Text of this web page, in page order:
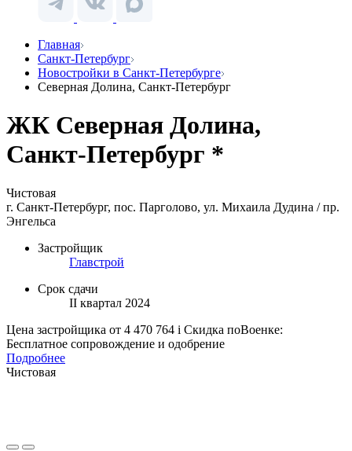
Главная
Санкт-Петербург
Новостройки в Санкт-Петербурге
Северная Долина, Санкт-Петербург
ЖК Северная Долина,
Санкт-Петербург *
Чистовая
г. Санкт-Петербург, пос. Парголово, ул. Михаила Дудина / пр.
Энгельса
Застройщик
Главстрой
Срок сдачи
II квартал 2024
Цена застройщика от 4 470 764 i Скидка поВоенке:
Бесплатное сопровождение и одобрение
Подробнее
Чистовая